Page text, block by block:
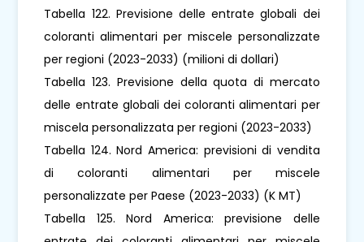
Tabella 122. Previsione delle entrate globali dei
coloranti alimentari per miscele personalizzate
per regioni (2023-2033) (milioni di dollari)
Tabella 123. Previsione della quota di mercato
delle entrate globali dei coloranti alimentari per
miscela personalizzata per regioni (2023-2033)
Tabella 124. Nord America: previsioni di vendita
di coloranti alimentari per miscele
personalizzate per Paese (2023-2033) (K MT)
Tabella 125. Nord America: previsione delle